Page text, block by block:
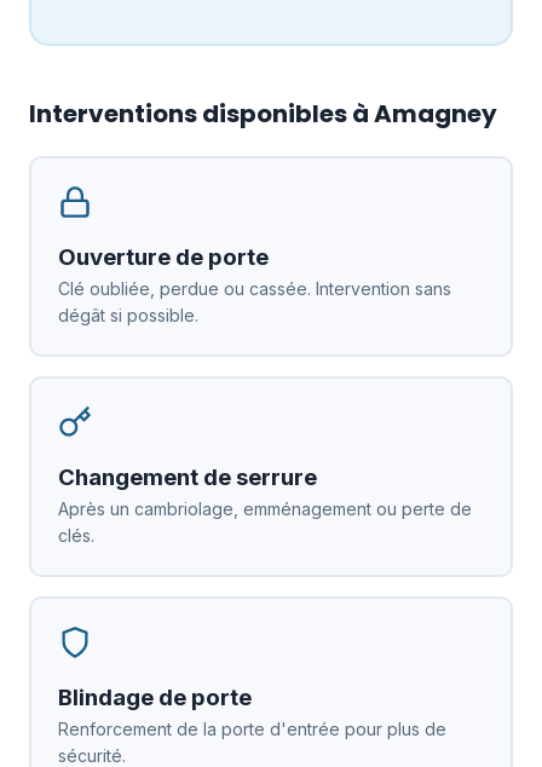
Interventions disponibles à Amagney
Ouverture de porte
Clé oubliée, perdue ou cassée. Intervention sans
dégât si possible.
Changement de serrure
Après un cambriolage, emménagement ou perte de
clés.
Blindage de porte
Renforcement de la porte d'entrée pour plus de
sécurité.